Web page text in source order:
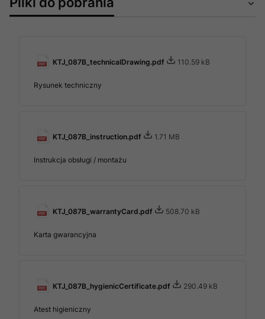
KTJ_087B_technicalDrawing.pdf 110.59 kB
Rysunek techniczny
KTJ_087B_instruction.pdf 1.71 MB
Instrukcja obsługi / montażu
KTJ_087B_warrantyCard.pdf 508.70 kB
Karta gwarancyjna
KTJ_087B_hygienicCertificate.pdf 290.49 kB
Atest higieniczny